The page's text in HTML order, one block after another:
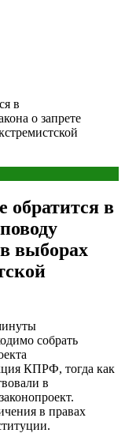
в
о запрете
в
выборах
собрать
КПРФ, тогда как
в
в правах